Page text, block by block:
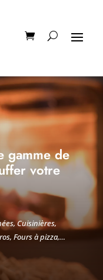
gamme de
votre
Cuisinières,
Fours à pizza,…